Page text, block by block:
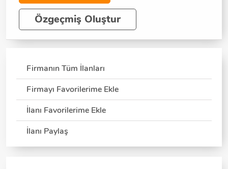
Özgeçmiş Oluştur
Firmanın Tüm İlanları
Firmayı Favorilerime Ekle
İlanı Favorilerime Ekle
İlanı Paylaş